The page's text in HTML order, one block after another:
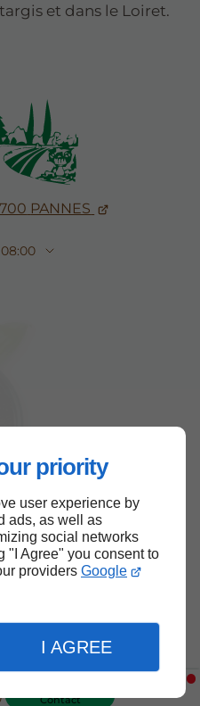
priority
user experience by
ads, as well as
social networks
"I Agree" you consent to
providers Google
I AGREE
Contact
PANNES
et dans le Loiret.
page